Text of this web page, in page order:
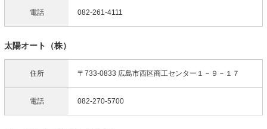
電話 082-261-4111
太陽オート（株）
住所 〒733-0833 広島市西区商工センター１－９－１７
電話 082-270-5700